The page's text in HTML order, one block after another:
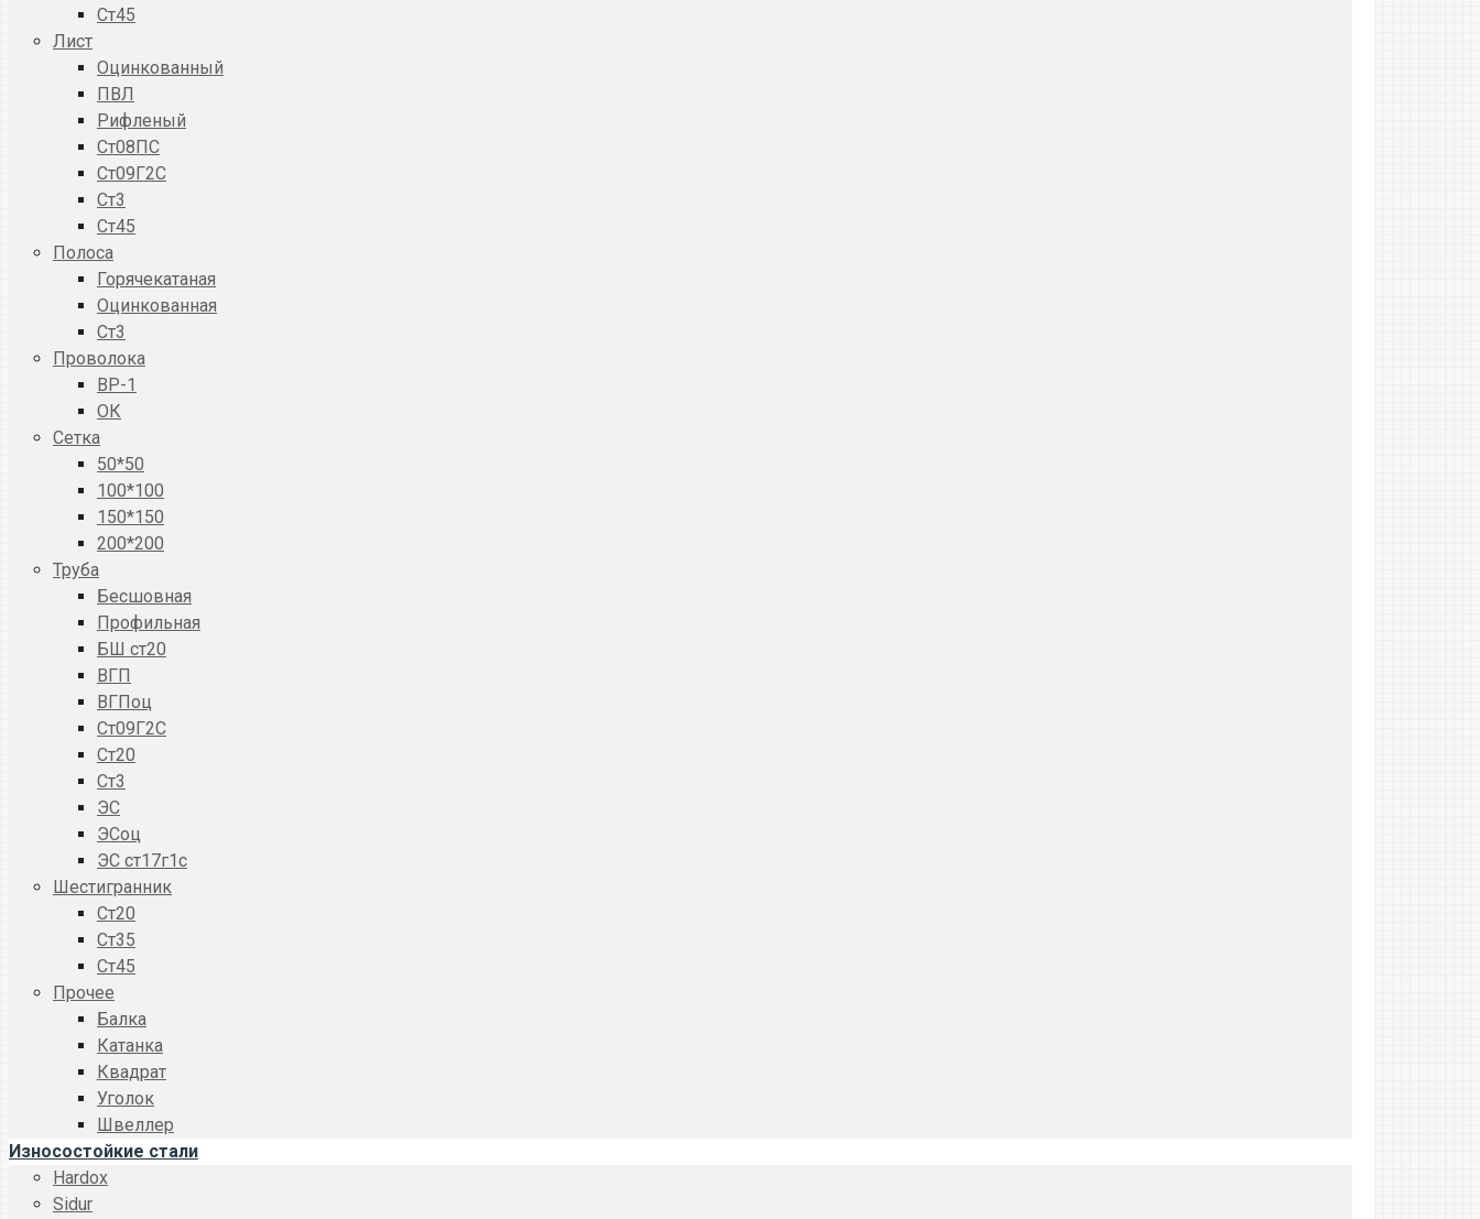
Ст45
Лист
Оцинкованный
ПВЛ
Рифленый
Ст08ПС
Ст09Г2С
Ст3
Ст45
Полоса
Горячекатаная
Оцинкованная
Ст3
Проволока
ВР-1
ОК
Сетка
50*50
100*100
150*150
200*200
Труба
Бесшовная
Профильная
БШ ст20
ВГП
ВГПоц
Ст09Г2С
Ст20
Ст3
ЭС
ЭСоц
ЭС ст17г1с
Шестигранник
Ст20
Ст35
Ст45
Прочее
Балка
Катанка
Квадрат
Уголок
Швеллер
Износостойкие стали
Hardox
Sidur